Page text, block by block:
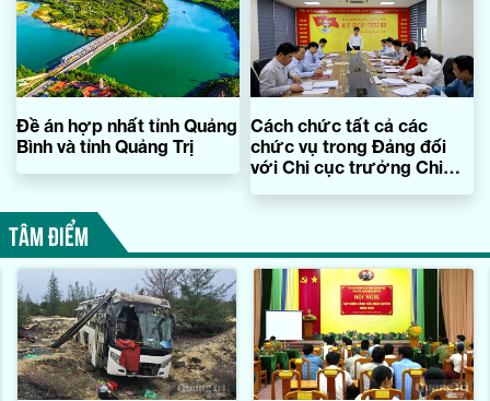
Đề án hợp nhất tỉnh Quảng
Bình và tỉnh Quảng Trị
Cách chức tất cả các
chức vụ trong Đảng đối
với Chi cục trưởng Chi
TÂM ĐIỂM